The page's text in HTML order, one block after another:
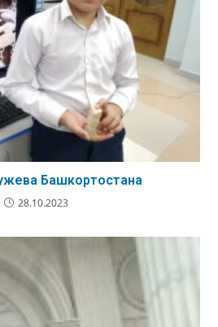
Башкортостана
28.10.2023